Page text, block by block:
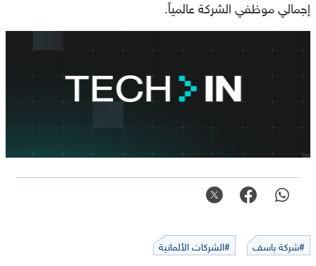
إجمالي موظفي الشركة عالمياً.
#شركة باسف #الشركات الألمانية